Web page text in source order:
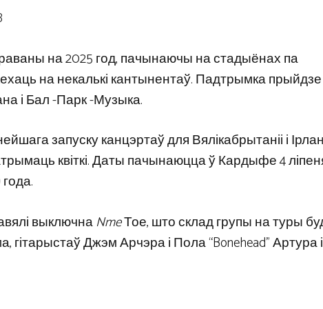
на 2025 год, пачынаючы на ​​стадыёнах па
на некалькі кантынентаў. Падтрымка
і Бал -Парк -Музыка.
запуску канцэртаў для Вялікабрытаніі і
квіткі. Даты пачынаюцца ў Кардыфе 4
выключнаNmeТое, што склад групы на туры
гітарыстаў Джэм Арчэра і Пола “Bonehead” Артура і